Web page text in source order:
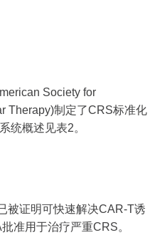
Society for
Therapy)制定了CRS标准化
统概述见表2。
被证明可快速解决CAR-T诱
准用于治疗严重CRS。